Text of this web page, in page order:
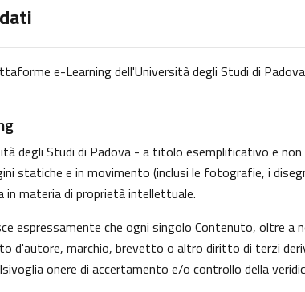
e-Learning dell'Università degli Studi di
degli Studi di Padova - a titolo esemplificativo e
statiche e in movimento (inclusi le fotografie, i
materia di proprietà intellettuale.
espressamente che ogni singolo Contenuto, oltre a
d'autore, marchio, brevetto o altro diritto di terzi
onere di accertamento e/o controllo della